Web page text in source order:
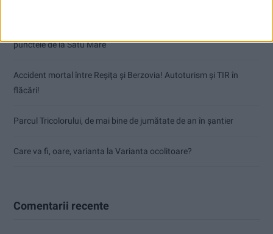
punctele de la Satu Mare
Accident mortal între Reșița și Berzovia! Autoturism și TIR în
flăcări!
Parcul Tricolorului, de mai bine de jumătate de an în șantier
Care va fi, oare, varianta la Varianta ocolitoare?
Comentarii recente